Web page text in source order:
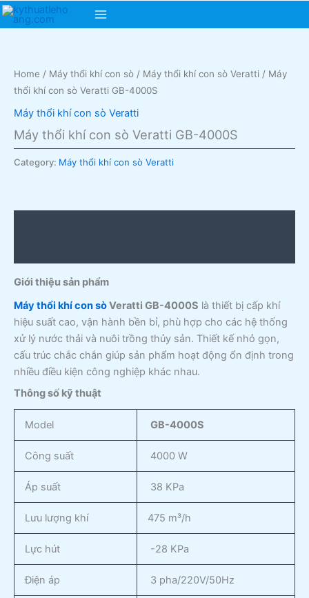
Skip
Main
Home / Máy thổi khí con sò / Máy thổi khí con sò Veratti / Máy
thổi khí con sò Veratti GB-4000S
Máy thổi khí con sò Veratti
Máy thổi khí con sò Veratti GB-4000S
Category: Máy thổi khí con sò Veratti
Giới thiệu sản phẩm
Máy thổi khí con sòVeratti GB-4000S là thiết bị cấp khí
hiệu suất cao, vận hành bền bỉ, phù hợp cho các hệ thống
xử lý nước thải và nuôi trồng thủy sản. Thiết kế nhỏ gọn,
cấu trúc chắc chắn giúp sản phẩm hoạt động ổn định trong
nhiều điều kiện công nghiệp khác nhau.
Thông số kỹ thuật
Model GB-4000S
Công suất 4000 W
Áp suất 38 KPa
Lưu lượng khí 475 m³/h
Lực hút -28 KPa
Điện áp 3 pha/220V/50Hz